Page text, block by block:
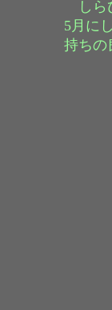
しら
5月に
持ちの